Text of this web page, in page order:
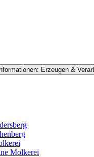
Erzeugen &
Molkerei